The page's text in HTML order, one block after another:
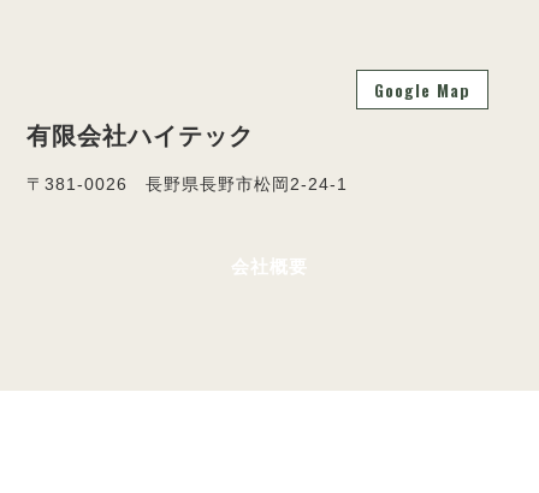
Google Map
有限会社ハイテック
〒381-0026 長野県長野市松岡2-24-1
会社概要